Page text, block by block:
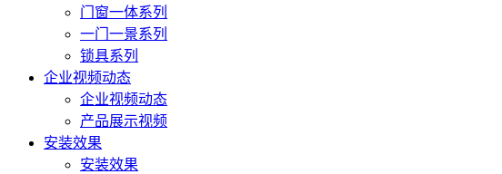
门窗一体系列
一门一景系列
锁具系列
企业视频动态
企业视频动态
产品展示视频
安装效果
安装效果